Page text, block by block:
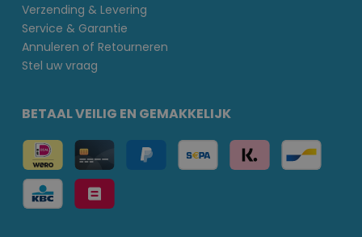
Verzending & Levering
Service & Garantie
Annuleren of Retourneren
Stel uw vraag
BETAAL VEILIG EN GEMAKKELIJK